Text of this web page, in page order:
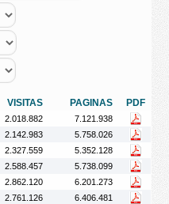
VISITAS PAGINAS PDF
2.018.882
7.121.938
2.142.983
5.758.026
2.327.559
5.352.128
2.588.457
5.738.099
2.862.120
6.201.273
2.761.126
6.406.481